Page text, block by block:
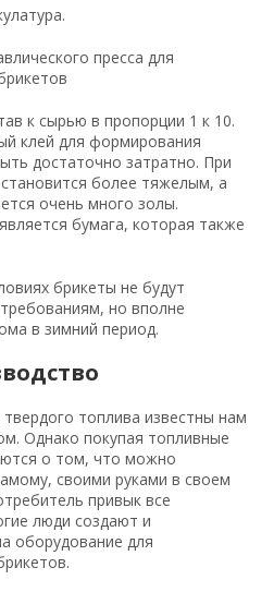
пресса для
к сырью в пропорции 1 к 10.
клей для формирования
достаточно затратно. При
более тяжелым, а
очень много золы.
бумага, которая также
брикеты не будут
но вполне
в зимний период.
топлива известны нам
Однако покупая топливные
о том, что можно
своими руками в своем
привык все
люди создают и
оборудование для